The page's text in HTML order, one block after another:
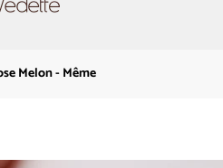
Melon - Même